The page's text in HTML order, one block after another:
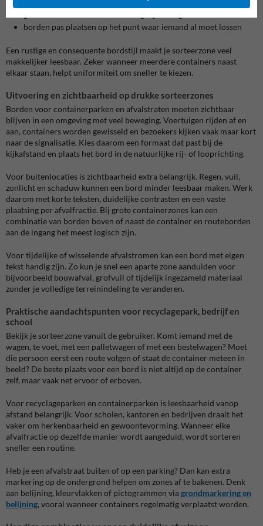
te veel uitleg op één bord zetten
borden pas plaatsen op het punt waar iemand al moet lossen
Een rustige en consequente bordstijl maakt je sorteerzone veel
makkelijker leesbaar. Zeker wanneer meerdere containers naast
elkaar staan, helpt uniformiteit om sneller te kiezen.
Uitvoering en zichtbaarheid op drukke sorteerzones
Borden voor containerparken en afvalstraten moeten zichtbaar
blijven in een omgeving met veel beweging. Voertuigen rijden af en
aan, containers worden gewisseld en bezoekers kijken vaak maar kort
naar de signalisatie. Kies daarom een formaat dat past bij de
kijkafstand en plaats het bord in de natuurlijke rij- of looprichting.
Voor buitenlocaties is zichtbaarheid extra belangrijk. Regen, vuil,
zonlicht en schaduw kunnen een bord minder leesbaar maken. Werk
daarom met korte teksten, duidelijke contrasten en een vaste
plaatsing per afvalfractie. Bij grote containerzones kan een
combinatie van borden boven of naast de container en routeborden
aan de ingang het meest logisch zijn.
Voor tijdelijke of wisselende afvalstromen kan een bord met eigen
tekst handig zijn. Zo kun je snel een aparte zone aanduiden voor
bijvoorbeeld bouwafval, grofvuil of tijdelijk ingezameld materiaal
zonder je volledige terreinindeling te veranderen.
Praktische aandachtspunten voor recyclagepark, bedrijf en
school
Bekijk je sorteerzone vanuit de gebruiker. Komt iemand met de
wagen, te voet, met een palletwagen of met een bestelwagen? Moet
die persoon eerst een route volgen of staat de container meteen in
beeld? De beste plaats voor een bord is niet altijd op de container
zelf, maar vaak net ervoor of erboven.
Voor recyclageparken en containerparken is leesbaarheid vanop
afstand belangrijk. Voor scholen, kantoren en bedrijven draait het
vaker om herkenbaarheid en gewoontevorming. Wanneer elke
afvalfractie op dezelfde manier wordt aangeduid, wordt sorteren
sneller een routine.
Heb je een afvalstraat buiten of op een parking? Dan kan extra
markering op de ondergrond helpen om zones af te bakenen. Denk
aan belijning, kleurvlakken of pictogrammen via grondmarkering en
belijning, vooral wanneer containers regelmatig verplaatst worden.